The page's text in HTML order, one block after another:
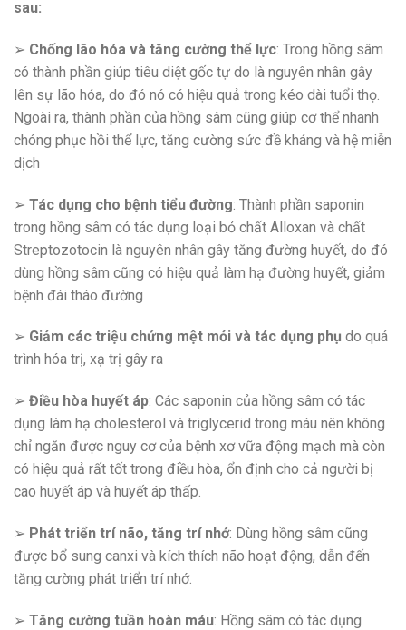
sau:
➢ Chống lão hóa và tăng cường thể lực: Trong hồng sâm
có thành phần giúp tiêu diệt gốc tự do là nguyên nhân gây
lên sự lão hóa, do đó nó có hiệu quả trong kéo dài tuổi thọ.
Ngoài ra, thành phần của hồng sâm cũng giúp cơ thể nhanh
chóng phục hồi thể lực, tăng cường sức đề kháng và hệ miễn
dịch
➢ Tác dụng cho bệnh tiểu đường: Thành phần saponin
trong hồng sâm có tác dụng loại bỏ chất Alloxan và chất
Streptozotocin là nguyên nhân gây tăng đường huyết, do đó
dùng hồng sâm cũng có hiệu quả làm hạ đường huyết, giảm
bệnh đái tháo đường
➢ Giảm các triệu chứng mệt mỏi và tác dụng phụ do quá
trình hóa trị, xạ trị gây ra
➢ Điều hòa huyết áp: Các saponin của hồng sâm có tác
dụng làm hạ cholesterol và triglycerid trong máu nên không
chỉ ngăn được nguy cơ của bệnh xơ vữa động mạch mà còn
có hiệu quả rất tốt trong điều hòa, ổn định cho cả người bị
cao huyết áp và huyết áp thấp.
➢ Phát triển trí não, tăng trí nhớ: Dùng hồng sâm cũng
được bổ sung canxi và kích thích não hoạt động, dẫn đến
tăng cường phát triển trí nhớ.
➢ Tăng cường tuần hoàn máu: Hồng sâm có tác dụng